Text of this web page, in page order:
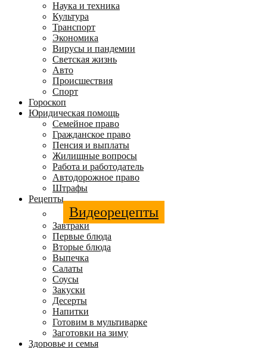
Наука и техника
Культура
Транспорт
Экономика
Вирусы и пандемии
Светская жизнь
Авто
Происшествия
Спорт
Гороскоп
Юридическая помощь
Семейное право
Гражданское право
Пенсия и выплаты
Жилищные вопросы
Работа и работодатель
Автодорожное право
Штрафы
Рецепты
Видеорецепты
Завтраки
Первые блюда
Вторые блюда
Выпечка
Салаты
Соусы
Закуски
Десерты
Напитки
Готовим в мультиварке
Заготовки на зиму
Здоровье и семья